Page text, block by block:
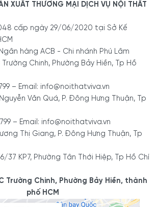
cao cấp của mặt bàn với ổ cắm chìm tiện lợi
cấp, phù hợp cho không gian làm việc
nhiênthường sử dụng nhiều nhất là từ các
như gỗ cao su, gỗ sồi và gỗ xoan đào...
dạng chữ L, người dùng có thể thoải mái
việc mà không lo thiếu diện tích. Hộc tủ
khóa riêng tư, thoải mái lưu trữ đồ dùng cá
tự nhiên hộc ngang cao cấp
dáng thiết kế độc đáo và lạ mắt, phù hợp
việc cá nhân. Phần hộc gắn ngang phía trên
sẽ giúp người dùng có thể thoải mái lưu trữ
XUẤT THƯƠNG MẠI DỊCH VỤ NỘI THẤT
cấp ngày 29/06/2020 tại Sở Kế
hàng ACB - Chi nhánh Phú Lâm
Trường Chinh, Phường Bảy Hiền, Tp Hồ
– Email: info@noithatviva.vn
Văn Quá, P. Đông Hưng Thuận, Tp
– Email: info@noithatviva.vn
Thị Giang, P. Đông Hưng Thuận, Tp
37 KP7, Phường Tân Thới Hiệp, Tp Hồ Chí
Trường Chinh, Phường Bảy Hiền, thành
phố HCM